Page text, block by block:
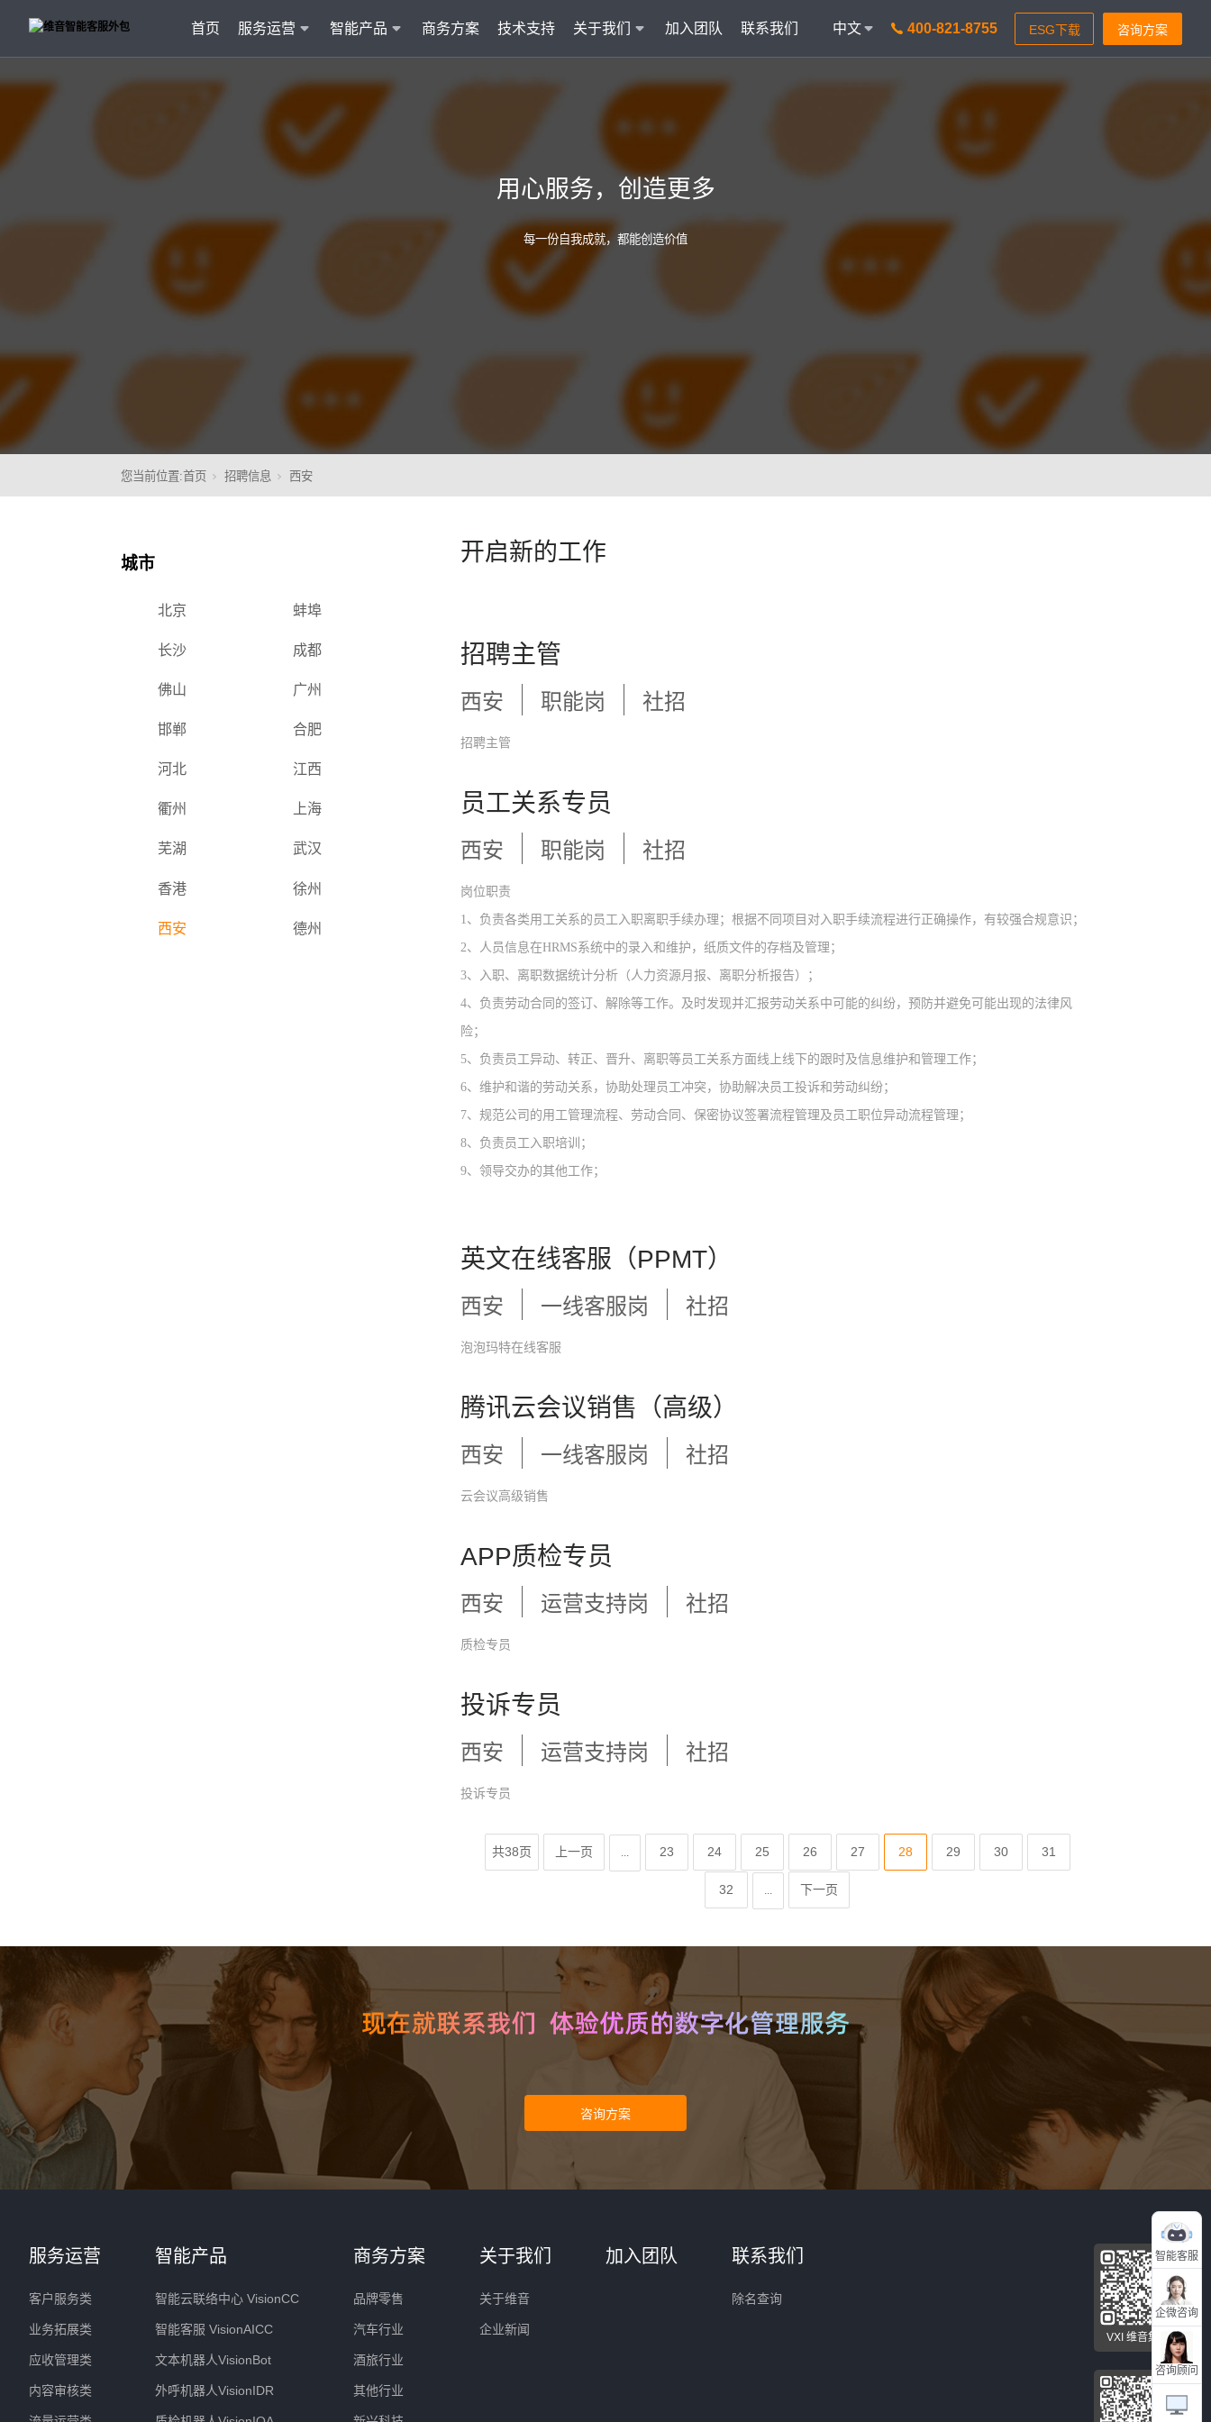
首页 服务运营 智能产品 商务方案 技术支持 关于我们 加入团队 联系我们 中文 400-821-8755
维音产品矩阵
· 专属技术顾问进行1对1服务
客户服务
智能通信 VisionIPCC
IP软交换模式，通信稳定灵活
AI知识助手
营销自动化
批量营销发送，提升获客转化
多模态客服
智能交互升级，轻松理解声图文
外呼机器人VisionIDR
高效转化获客，助力锁定目标客户
质检机器人VisionIQA
全量质检&实时告警，降低客诉率
智能管理
智能排班 VisionWFM
集成8种AI技术，快速对接企业系统
语音合成 TTS
即开即用，输入文本立得语音
声纹识别VPR
智能身份识别，保障系统安全
用心服务，创造更多
每一份自我成就，都能创造价值
您当前位置:首页 招聘信息 西安
城市
北京 蚌埠
长沙 成都
佛山 广州
邯郸 合肥
河北 江西
衢州 上海
芜湖 武汉
香港 徐州
西安 德州
开启新的工作
招聘主管
西安 职能岗 社招
招聘主管
员工关系专员
西安 职能岗 社招
岗位职责
1、负责各类用工关系的员工入职离职手续办理；根据不同项目对入职手续流程进行正确操作，有较强合规意识；
2、人员信息在HRMS系统中的录入和维护，纸质文件的存档及管理；
3、入职、离职数据统计分析（人力资源月报、离职分析报告）；
4、负责劳动合同的签订、解除等工作。及时发现并汇报劳动关系中可能的纠纷，预防并避免可能出现的法律风
险；
5、负责员工异动、转正、晋升、离职等员工关系方面线上线下的跟时及信息维护和管理工作；
6、维护和谐的劳动关系，协助处理员工冲突，协助解决员工投诉和劳动纠纷；
7、规范公司的用工管理流程、劳动合同、保密协议签署流程管理及员工职位异动流程管理；
8、负责员工入职培训；
9、领导交办的其他工作；
英文在线客服（PPMT）
西安 一线客服岗 社招
泡泡玛特在线客服
腾讯云会议销售（高级）
西安 一线客服岗 社招
云会议高级销售
APP质检专员
西安 运营支持岗 社招
质检专员
投诉专员
西安 运营支持岗 社招
投诉专员
共38页 上一页 ... 23 24 25 26 27 28 29 30 31
32 ... 下一页
智能客服
企微咨询
咨询顾问
服务运营
客户服务类
业务拓展类
应收管理类
内容审核类
智能产品
智能云联络中心 VisionCC
智能客服 VisionAICC
文本机器人VisionBot
外呼机器人VisionIDR
商务方案
品牌零售
汽车行业
酒旅行业
其他行业
关于我们
关于维音
企业新闻
加入团队 联系我们
除名查询
VXI 维音集团